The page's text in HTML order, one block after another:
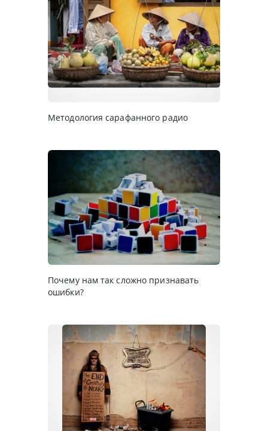
Методология сарафанного радио
Почему нам так сложно признавать
ошибки?